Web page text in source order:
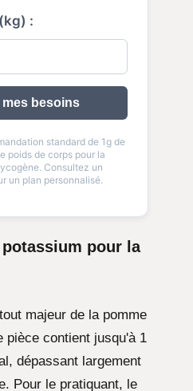
:
besoins
standard de 1g de
poids de corps pour la
Consultez un
un plan personnalisé.
pour la
majeur de la pomme
pièce contient jusqu'à 1
dépassant largement
Pour le pratiquant, le